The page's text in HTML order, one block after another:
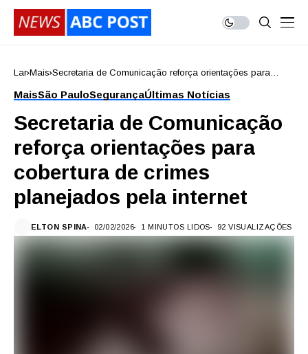
Lar Mais Secretaria de Comunicação reforça orientações para
MaisSão PauloSegurançaÚltimas Notícias
Secretaria de Comunicação
reforça orientações para
cobertura de crimes
planejados pela internet
ELTON SPINA 02/02/2026 1 MINUTOS LIDOS 92 VISUALIZAÇÕES